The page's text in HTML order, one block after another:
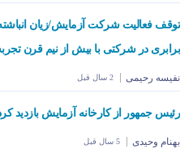
برابری در شرکتی با بیش از نیم قرن تجربه
نفیسه رحیمی 2 سال قبل
رئیس جمهور از کارخانه آزمایش بازدید کرد
بهنام وحیدی 5 سال قبل